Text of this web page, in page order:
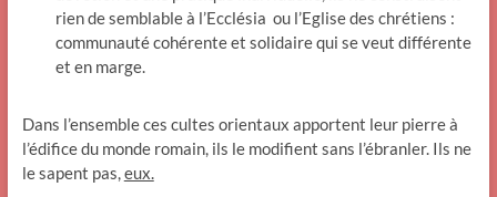
rien de semblable à l’Ecclésia ou l’Eglise des chrétiens :
communauté cohérente et solidaire qui se veut différente
et en marge.
Dans l’ensemble ces cultes orientaux apportent leur pierre à
l’édifice du monde romain, ils le modifient sans l’ébranler. Ils ne
le sapent pas,eux.